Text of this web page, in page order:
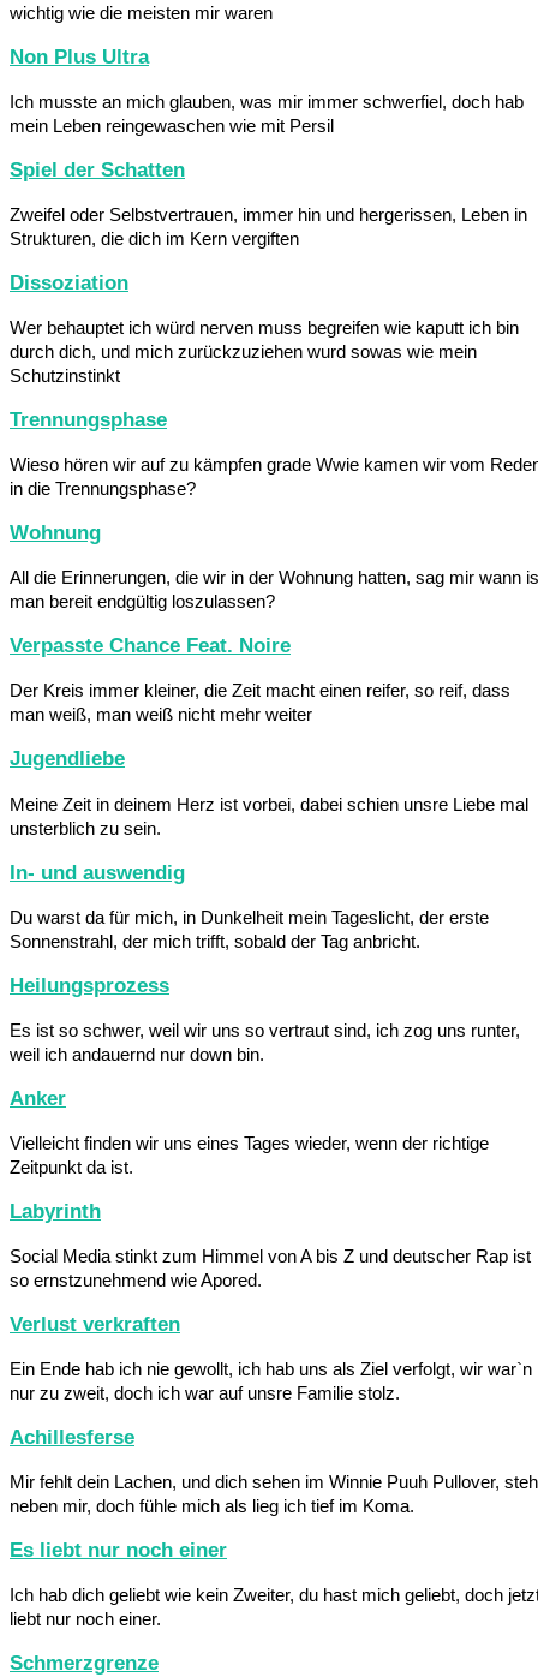
wichtig wie die meisten mir waren
Non Plus Ultra
Ich musste an mich glauben, was mir immer schwerfiel, doch hab
mein Leben reingewaschen wie mit Persil
Spiel der Schatten
Zweifel oder Selbstvertrauen, immer hin und hergerissen, Leben in
Strukturen, die dich im Kern vergiften
Dissoziation
Wer behauptet ich würd nerven muss begreifen wie kaputt ich bin
durch dich, und mich zurückzuziehen wurd sowas wie mein
Schutzinstinkt
Trennungsphase
Wieso hören wir auf zu kämpfen grade Wwie kamen wir vom
in die Trennungsphase?
Wohnung
All die Erinnerungen, die wir in der Wohnung hatten, sag mir wann
man bereit endgültig loszulassen?
Verpasste Chance Feat. Noire
Der Kreis immer kleiner, die Zeit macht einen reifer, so reif, dass
man weiß, man weiß nicht mehr weiter
Jugendliebe
Meine Zeit in deinem Herz ist vorbei, dabei schien unsre Liebe mal
unsterblich zu sein.
In- und auswendig
Du warst da für mich, in Dunkelheit mein Tageslicht, der erste
Sonnenstrahl, der mich trifft, sobald der Tag anbricht.
Heilungsprozess
Es ist so schwer, weil wir uns so vertraut sind, ich zog uns runter,
weil ich andauernd nur down bin.
Anker
Vielleicht finden wir uns eines Tages wieder, wenn der richtige
Zeitpunkt da ist.
Labyrinth
Social Media stinkt zum Himmel von A bis Z und deutscher Rap ist
so ernstzunehmend wie Apored.
Verlust verkraften
Ein Ende hab ich nie gewollt, ich hab uns als Ziel verfolgt, wir war`n
nur zu zweit, doch ich war auf unsre Familie stolz.
Achillesferse
Mir fehlt dein Lachen, und dich sehen im Winnie Puuh Pullover, steh
neben mir, doch fühle mich als lieg ich tief im Koma.
Es liebt nur noch einer
Ich hab dich geliebt wie kein Zweiter, du hast mich geliebt, doch
liebt nur noch einer.
Schmerzgrenze